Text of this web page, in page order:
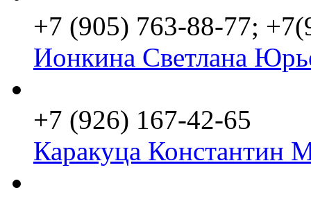
+7 (905) 763-88-77;
Ионкина Светлана
+7 (926) 167-42-65
Каракуца Константин